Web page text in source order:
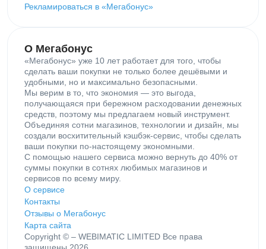
Рекламироваться в «Мегабонус»
О Мегабонус
«Мегабонус» уже 10 лет работает для того, чтобы
сделать ваши покупки не только более дешёвыми и
удобными, но и максимально безопасными.
Мы верим в то, что экономия — это выгода,
получающаяся при бережном расходовании денежных
средств, поэтому мы предлагаем новый инструмент.
Объединяя сотни магазинов, технологии и дизайн, мы
создали восхитительный кэшбэк-сервис, чтобы сделать
ваши покупки по‑настоящему экономными.
С помощью нашего сервиса можно вернуть до 40% от
суммы покупки в сотнях любимых магазинов и
сервисов по всему миру.
О сервисе
Контакты
Отзывы о Мегабонус
Карта сайта
Copyright © – WEBIMATIC LIMITED Все права